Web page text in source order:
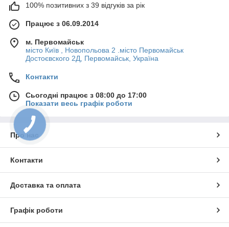
100% позитивних з 39 відгуків за рік
Працює з 06.09.2014
м. Первомайськ
місто Київ , Новопольова 2 .місто Первомайськ
Достоєвского 2Д, Первомайськ, Україна
Контакти
Сьогодні працює з 08:00 до 17:00
Показати весь графік роботи
Про нас
Контакти
Доставка та оплата
Графік роботи